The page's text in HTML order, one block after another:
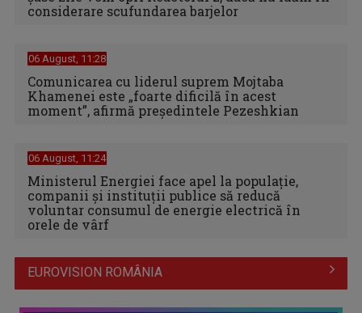
considerare scufundarea barjelor
06 August, 11:28
Comunicarea cu liderul suprem Mojtaba
Khamenei este „foarte dificilă în acest
moment”, afirmă preşedintele Pezeshkian
06 August, 11:24
Ministerul Energiei face apel la populație,
companii și instituții publice să reducă
voluntar consumul de energie electrică în
orele de vârf
EUROVISION ROMÂNIA